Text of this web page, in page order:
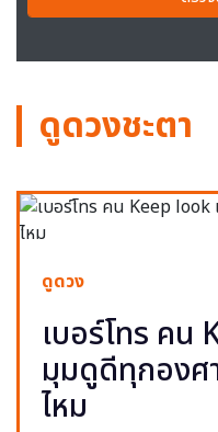
ดูดวงชะตา
ดูดวง
เบอร์โทร คน
มุมดูดีทุกองศ
ไหม